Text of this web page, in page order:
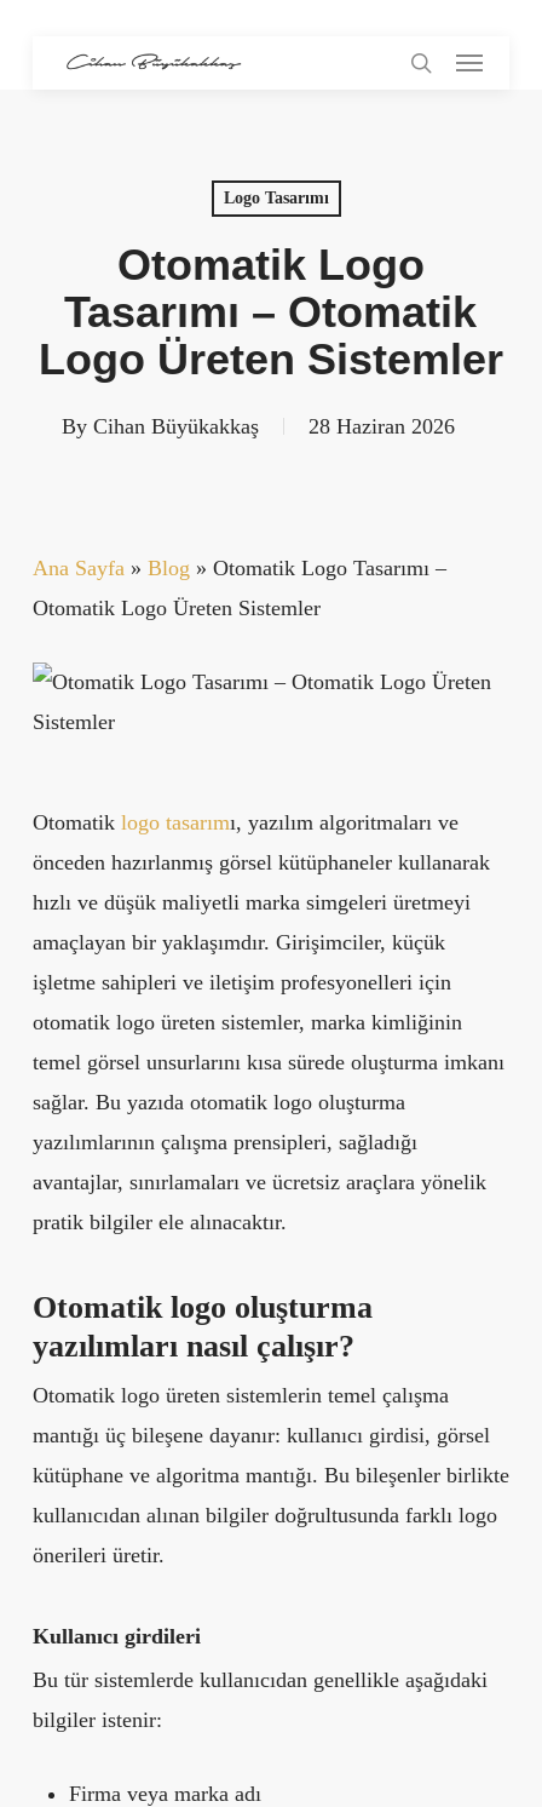
Menu
Logo Tasarımı
Otomatik Logo
Tasarımı – Otomatik
Logo Üreten Sistemler
By Cihan Büyükakkaş 28 Haziran 2026
Ana Sayfa» Blog » Otomatik Logo Tasarımı –
Otomatik Logo Üreten Sistemler
Otomatik logo tasarımı, yazılım algoritmaları ve
önceden hazırlanmış görsel kütüphaneler kullanarak
hızlı ve düşük maliyetli marka simgeleri üretmeyi
amaçlayan bir yaklaşımdır. Girişimciler, küçük
işletme sahipleri ve iletişim profesyonelleri için
otomatik logo üreten sistemler, marka kimliğinin
temel görsel unsurlarını kısa sürede oluşturma imkanı
sağlar. Bu yazıda otomatik logo oluşturma
yazılımlarının çalışma prensipleri, sağladığı
avantajlar, sınırlamaları ve ücretsiz araçlara yönelik
pratik bilgiler ele alınacaktır.
Otomatik logo oluşturma
yazılımları nasıl çalışır?
Otomatik logo üreten sistemlerin temel çalışma
mantığı üç bileşene dayanır: kullanıcı girdisi, görsel
kütüphane ve algoritma mantığı. Bu bileşenler birlikte
kullanıcıdan alınan bilgiler doğrultusunda farklı logo
önerileri üretir.
Kullanıcı girdileri
Bu tür sistemlerde kullanıcıdan genellikle aşağıdaki
bilgiler istenir:
Firma veya marka adı